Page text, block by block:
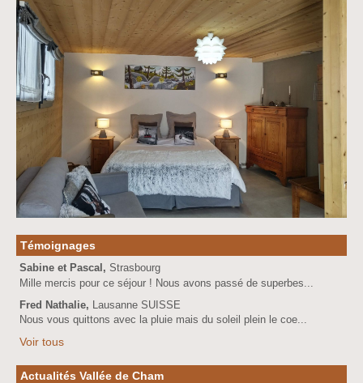
Témoignages
Sabine et Pascal,Strasbourg
Mille mercis pour ce séjour ! Nous avons passé de superbes...
Fred Nathalie, Lausanne SUISSE
Nous vous quittons avec la pluie mais du soleil plein le coe...
Voir tous
Actualités Vallée de Cham